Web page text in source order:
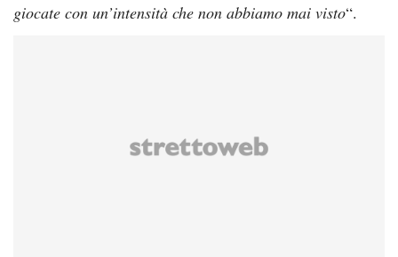
giocate con un’intensità che non abbiamo mai visto“.